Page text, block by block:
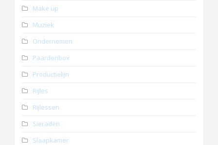
Make up
Muziek
Ondernemen
Paardenbox
Productielijn
Rijles
Rijlessen
Sieraden
Slaapkamer